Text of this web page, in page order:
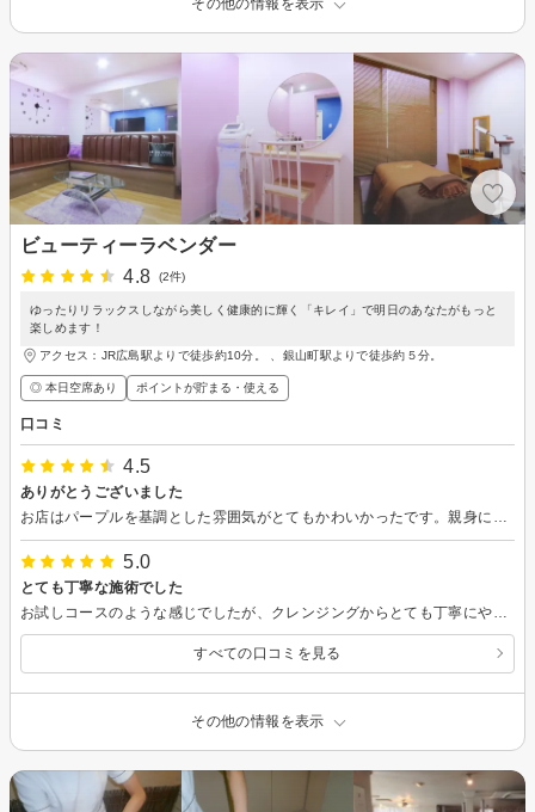
ビューティーラベンダー
4.8
(2件)
ゆったりリラックスしながら美しく健康的に輝く「キレイ」で明日のあなたがもっと
楽しめます！
アクセス：JR広島駅よりで徒歩約10分。 、銀山町駅よりで徒歩約５分。
◎ 本日空席あり ポイントが貯まる・使える
口コミ
4.5
ありがとうございました
5.0
とても丁寧な施術でした
すべての口コミを見る
その他の情報を表示